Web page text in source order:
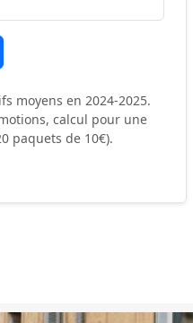
moyens en 2024-2025.
calcul pour une
paquets de 10€).